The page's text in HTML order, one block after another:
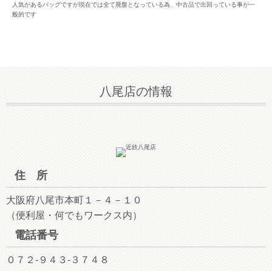
人気があるバッグですが現在では全て廃盤となっている為、中古品で出回っている事が一
般的です
八尾店の情報
住 所
大阪府八尾市本町１－４－１０
（便利屋・何でもワークス内）
電話番号
０７２-９４３-３７４８